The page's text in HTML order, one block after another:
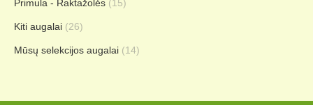
Primula - Raktažolės (15)
Kiti augalai (26)
Mūsų selekcijos augalai (14)